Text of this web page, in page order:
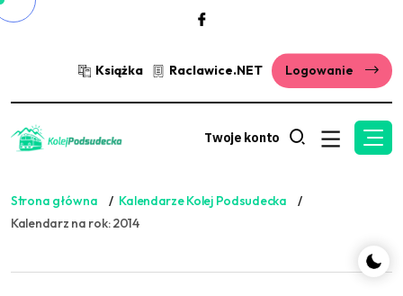
Książka Raclawice.NET Logowanie
Twoje konto
Strona główna
Kalendarze Kolej Podsudecka
Kalendarz na rok: 2014